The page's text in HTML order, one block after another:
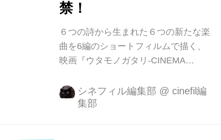
禁！
６つの詩から生まれた６つの新たな楽
曲を6編のショートフィルムで描く、
映画『ウタモノガタリ-CINEMA
ア」「ファンキー」「アエイオウ」
「Kuu」「Our Birthday」「幻光の果
シネフィル編集部 @ cinefil編
集部